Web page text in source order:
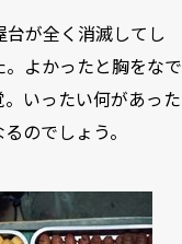
が全く消滅してし
よかったと胸をなで
いったい何があった
のでしょう。